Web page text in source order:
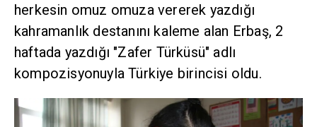
herkesin omuz omuza vererek yazdığı
kahramanlık destanını kaleme alan Erbaş, 2
haftada yazdığı "Zafer Türküsü" adlı
kompozisyonuyla Türkiye birincisi oldu.